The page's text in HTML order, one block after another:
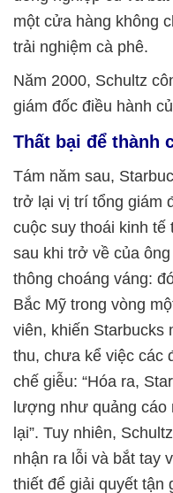
một cửa hàng không
trải nghiệm cà phê.
Năm 2000, Schultz
giám đốc điều hành
Thất bại để thành
Tám năm sau,
trở lại vị trí tổng giám
cuộc suy thoái kinh tế
sau khi trở về của
thông choáng váng:
Bắc Mỹ trong vòng
viên, khiến Starbucks
thu, chưa kể việc các
chế giễu: “Hóa ra,
lượng như quảng
lại”. Tuy nhiên,
nhận ra lỗi và bắt tay
thiết để giải quyết tận